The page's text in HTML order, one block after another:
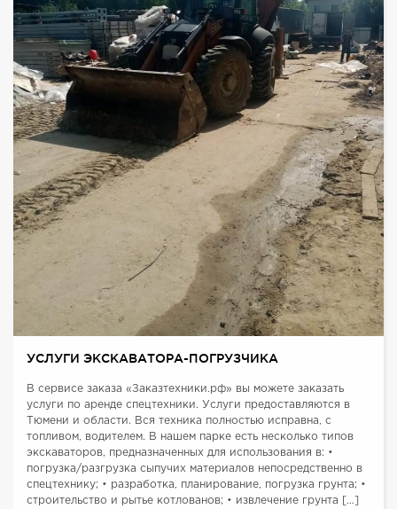
УСЛУГИ ЭКСКАВАТОРА-ПОГРУЗЧИКА
В сервисе заказа «Заказтехники.рф» вы можете заказать
услуги по аренде спецтехники. Услуги предоставляются в
Тюмени и области. Вся техника полностью исправна, с
топливом, водителем. В нашем парке есть несколько типов
экскаваторов, предназначенных для использования в: •
погрузка/разгрузка сыпучих материалов непосредственно в
спецтехнику; • разработка, планирование, погрузка грунта; •
строительство и рытье котлованов; • извлечение грунта […]